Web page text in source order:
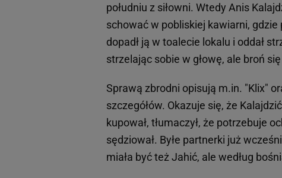
południu z siłowni. Wtedy Anis
schować w pobliskiej kawiarni,
dopadł ją w toalecie lokalu i oddał
strzelając sobie w głowę, ale broń
Sprawą zbrodni opisują m.in. "Klix"
szczegółów. Okazuje się, że
kupował, tłumaczył, że potrzebuje
sędziował. Byłe partnerki już
miała być też Jahić, ale według